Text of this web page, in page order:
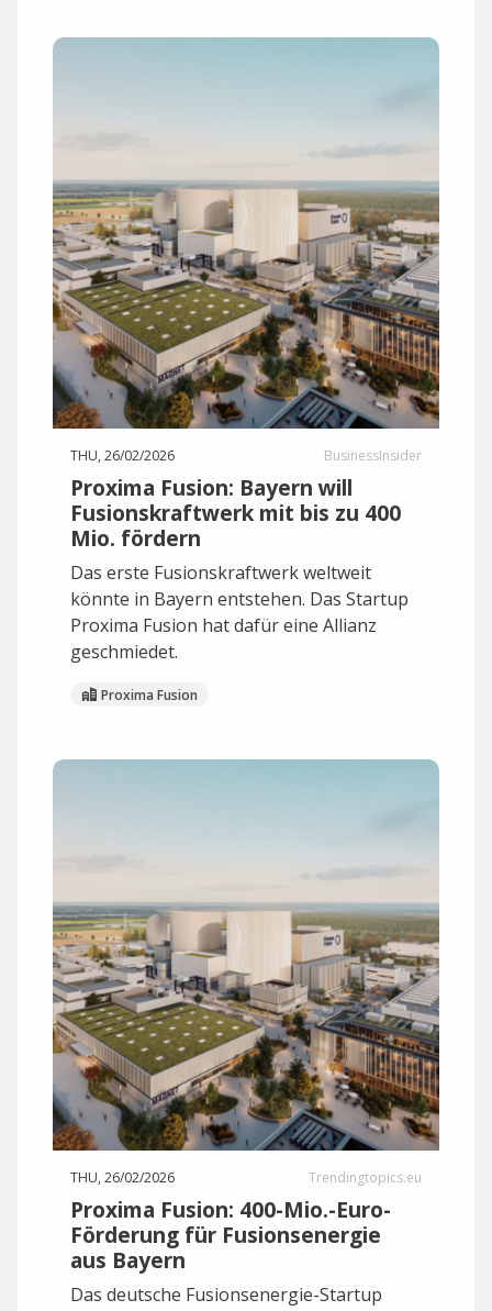
THU, 26/02/2026 BusinessInsider
Proxima Fusion: Bayern will
Fusionskraftwerk mit bis zu 400
Mio. fördern
Das erste Fusionskraftwerk weltweit
könnte in Bayern entstehen. Das Startup
Proxima Fusion hat dafür eine Allianz
geschmiedet.
Proxima Fusion
THU, 26/02/2026 Trendingtopics.eu
Proxima Fusion: 400-Mio.-Euro-
Förderung für Fusionsenergie
aus Bayern
Das deutsche Fusionsenergie-Startup